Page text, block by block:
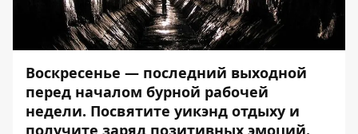
Воскресенье — последний выходной
перед началом бурной рабочей
недели. Посвятите уикэнд отдыху и
получите заряд позитивных эмоций.